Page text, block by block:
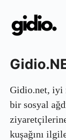
Gidio.net, iyi
bir sosyal
kuşağını